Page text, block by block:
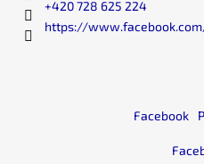
+420 728 625 224
https://
Facebook